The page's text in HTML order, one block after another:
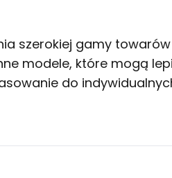
szerokiej gamy
modele, które mogą
do